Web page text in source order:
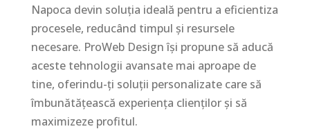
Napoca devin soluția ideală pentru a eficientiza
procesele, reducând timpul și resursele
necesare. ProWeb Design își propune să aducă
aceste tehnologii avansate mai aproape de
tine, oferindu-ți soluții personalizate care să
îmbunătățească experiența clienților și să
maximizeze profitul.